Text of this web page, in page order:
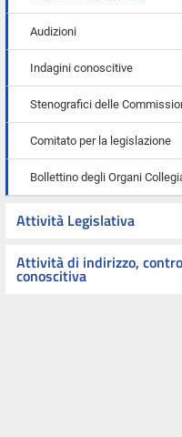
Audizioni
Indagini conoscitive
Stenografici delle
Comitato per la legislazione
Bollettino degli Organi
Attività Legislativa
Attività di indirizzo,
conoscitiva